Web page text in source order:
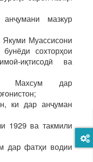
мазкур
Муассисони
сохторҳои
иқтисодӣ ва
Махсум дар
ки дар анҷуман
1929 ва такмили
дар фатҳи водии